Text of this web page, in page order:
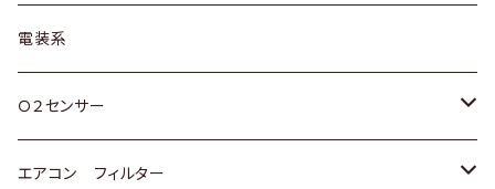
日野
三菱
スバル
マツダ
三菱
スバル
日産
ダイハツ
マツダ
スズキ
ダイハツ
三菱
トヨタ
ホンダ
スズキ
電装系
Ｏ２センサー
トヨタ
エアコン フィルター